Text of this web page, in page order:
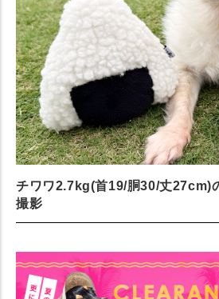
チワワ2.7kg(首19/胴30/丈27cm)
撮影